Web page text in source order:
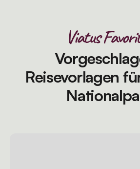
Viatus
Reisevorlagen